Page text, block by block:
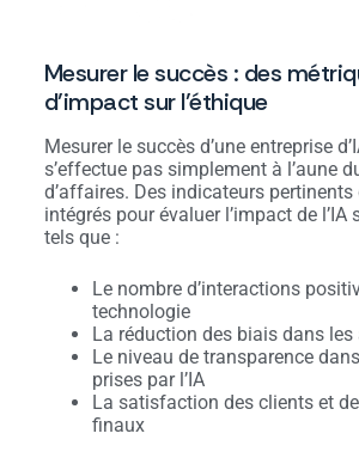
Mesurer le succès : des
d’impact sur l’éthique
Mesurer le succès d’une entreprise
s’effectue pas simplement à l’aune
d’affaires. Des indicateurs pertinents
intégrés pour évaluer l’impact de l’IA
tels que :
Le nombre d’interactions
technologie
La réduction des biais dans
Le niveau de transparence
prises par l’IA
La satisfaction des clients et
finaux